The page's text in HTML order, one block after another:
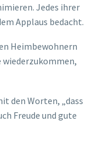
Jedes ihrer
Applaus bedacht.
Heimbewohnern
den Worten, „dass
Freude und gute